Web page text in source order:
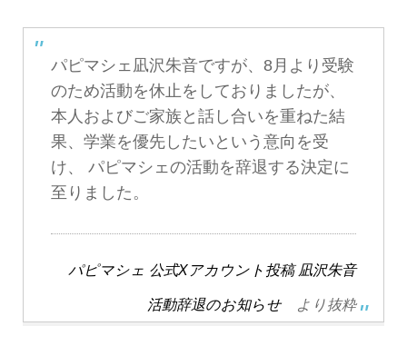
パピマシェ凪沢朱音ですが、8月より受験
のため活動を休止をしておりましたが、
本人およびご家族と話し合いを重ねた結
果、学業を優先したいという意向を受
け、 パピマシェの活動を辞退する決定に
至りました。
パピマシェ 公式Xアカウント投稿 凪沢朱音
活動辞退のお知らせより抜粋